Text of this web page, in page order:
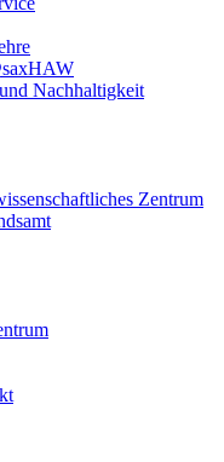
Nachhaltigkeit
Zentrum